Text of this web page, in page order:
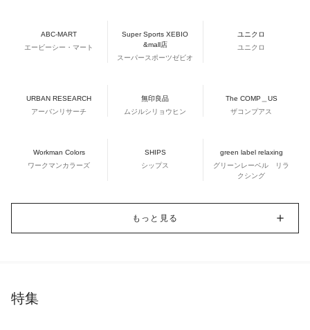
ABC-MART
エービーシー・マート
Super Sports XEBIO
&mall店
スーパースポーツゼビオ
ユニクロ
ユニクロ
URBAN RESEARCH
アーバンリサーチ
無印良品
ムジルシリョウヒン
The COMP＿US
ザコンプアス
Workman Colors
ワークマンカラーズ
SHIPS
シップス
green label relaxing
グリーンレーベル リラ
クシング
もっと見る
特集